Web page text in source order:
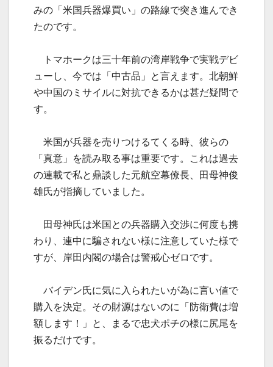
みの「米国兵器爆買い」の路線で突き進んでき
たのです。
トマホークは三十年前の湾岸戦争で実戦デビ
ューし、今では「中古品」と言えます。北朝鮮
や中国のミサイルに対抗できるかは甚だ疑問で
す。
米国が兵器を売りつけるてくる時、彼らの
「真意」を読み取る事は重要です。これは過去
の連載で私と鼎談した元航空幕僚長、田母神俊
雄氏が指摘していました。
田母神氏は米国との兵器購入交渉に何度も携
わり、連中に騙されない様に注意していた様で
すが、岸田内閣の場合は警戒心ゼロです。
バイデン氏に気に入られたいが為に言い値で
購入を決定。その財源はないのに「防衛費は増
額します！」と、まるで忠犬ポチの様に尻尾を
振るだけです。